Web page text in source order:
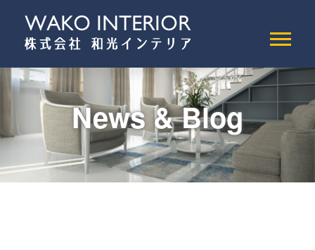
News & Blog